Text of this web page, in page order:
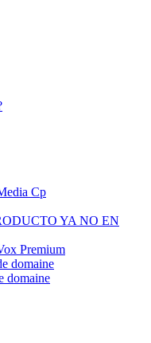
Cp
YA NO EN
Premium
domaine
domaine